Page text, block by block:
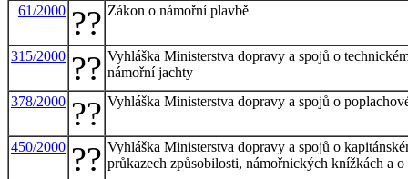
61/2000 ?? Zákon o námořní plavbě
315/2000 ?? Vyhláška Ministerstva dopravy a spojů o
námořní jachty
378/2000 ?? Vyhláška Ministerstva dopravy a spojů o
450/2000 ?? Vyhláška Ministerstva dopravy a spojů o
průkazech způsobilosti, námořnických knížkách a